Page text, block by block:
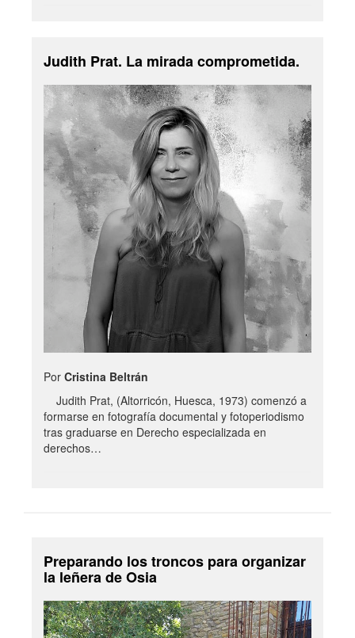
Judith Prat. La mirada comprometida.
Por Cristina Beltrán
Judith Prat, (Altorricón, Huesca, 1973) comenzó a
formarse en fotografía documental y fotoperiodismo
tras graduarse en Derecho especializada en
derechos…
Preparando los troncos para organizar
la leñera de Osia